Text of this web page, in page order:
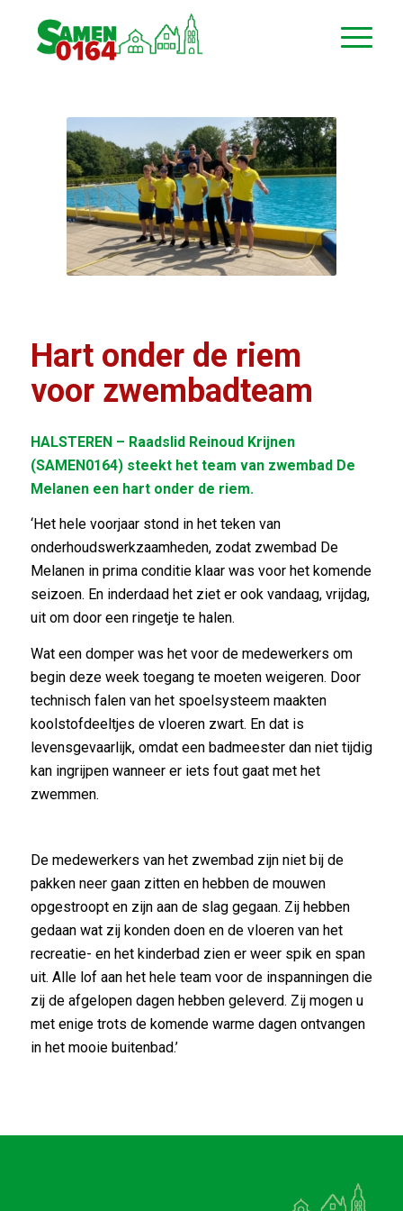
Hart onder de riem
voor zwembadteam
HALSTEREN – Raadslid Reinoud Krijnen
(SAMEN0164) steekt het team van zwembad De
Melanen een hart onder de riem.
‘Het hele voorjaar stond in het teken van
onderhoudswerkzaamheden, zodat zwembad De
Melanen in prima conditie klaar was voor het komende
seizoen. En inderdaad het ziet er ook vandaag, vrijdag,
uit om door een ringetje te halen.
Wat een domper was het voor de medewerkers om
begin deze week toegang te moeten weigeren. Door
technisch falen van het spoelsysteem maakten
koolstofdeeltjes de vloeren zwart. En dat is
levensgevaarlijk, omdat een badmeester dan niet tijdig
kan ingrijpen wanneer er iets fout gaat met het
zwemmen.
De medewerkers van het zwembad zijn niet bij de
pakken neer gaan zitten en hebben de mouwen
opgestroopt en zijn aan de slag gegaan. Zij hebben
gedaan wat zij konden doen en de vloeren van het
recreatie- en het kinderbad zien er weer spik en span
uit. Alle lof aan het hele team voor de inspanningen die
zij de afgelopen dagen hebben geleverd. Zij mogen u
met enige trots de komende warme dagen ontvangen
in het mooie buitenbad.’